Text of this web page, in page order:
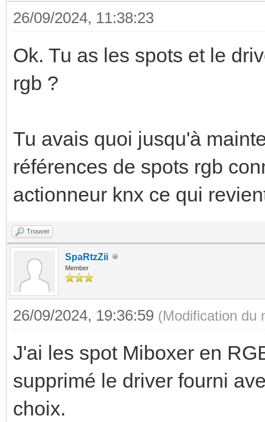
26/09/2024, 11:38:23
Ok. Tu as les spots et le
rgb ?
Tu avais quoi jusqu'à
références de spots rgb
actionneur knx ce qui
Trouver
SpaRtzZii
Member
26/09/2024, 19:36:59 (Modification du
J'ai les spot Miboxer en
supprimé le driver fourni
choix.